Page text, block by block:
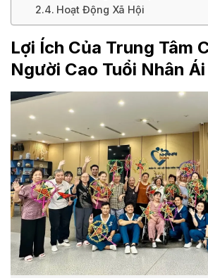
Hoạt Động Xã Hội
Lợi Ích Của Trung Tâm
Người Cao Tuổi Nhân